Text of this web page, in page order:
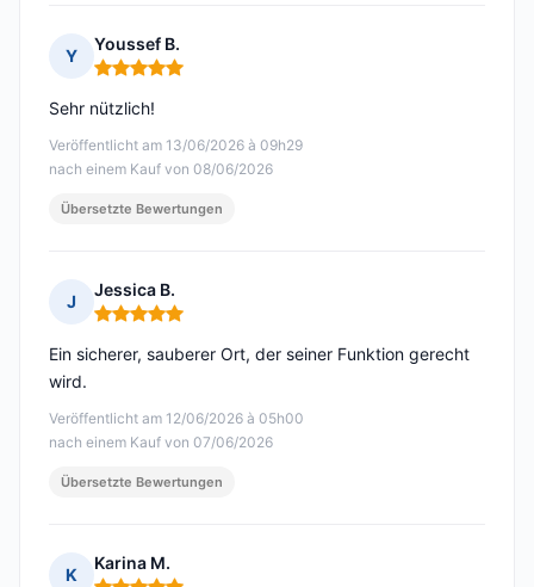
Y
Youssef B.
Hinweis: 5 von 5
Veröffentlicht am 13/06/2026 à 09h29
nach einem Kauf von 08/06/2026
Sehr nützlich!
Übersetzte Bewertungen
J
Jessica B.
Hinweis: 5 von 5
Veröffentlicht am 12/06/2026 à 05h00
nach einem Kauf von 07/06/2026
Ein sicherer, sauberer Ort, der seiner Funktion gerecht
wird.
Übersetzte Bewertungen
K
Karina M.